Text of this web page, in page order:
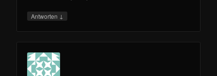
Antworten ↓